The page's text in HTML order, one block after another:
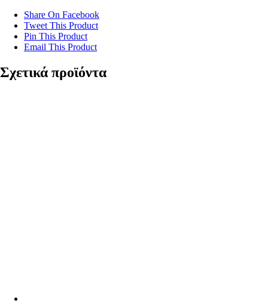
Share On Facebook
Tweet This Product
Pin This Product
Email This Product
Σχετικά προϊόντα